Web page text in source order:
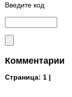
Введите код
Комментарии
Страница: 1 |